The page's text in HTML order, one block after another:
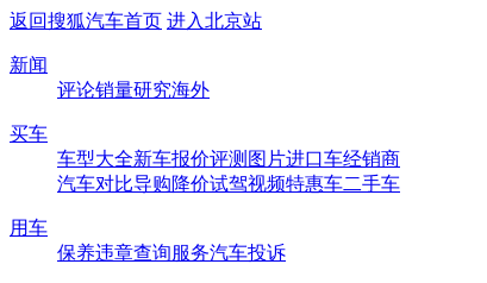
返回搜狐汽车首页 进入北京站
新闻
评论销量研究海外
买车
车型大全新车报价评测 图片进口车经销商
汽车对比导购降价试驾视频特惠车二手车
用车
保养违章查询服务汽车投诉